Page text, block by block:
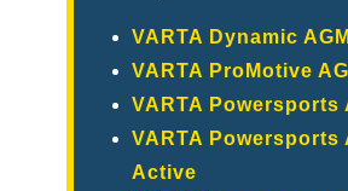
VARTA Dynamic AGM
VARTA ProMotive
VARTA Powersports
VARTA Powersports
Active